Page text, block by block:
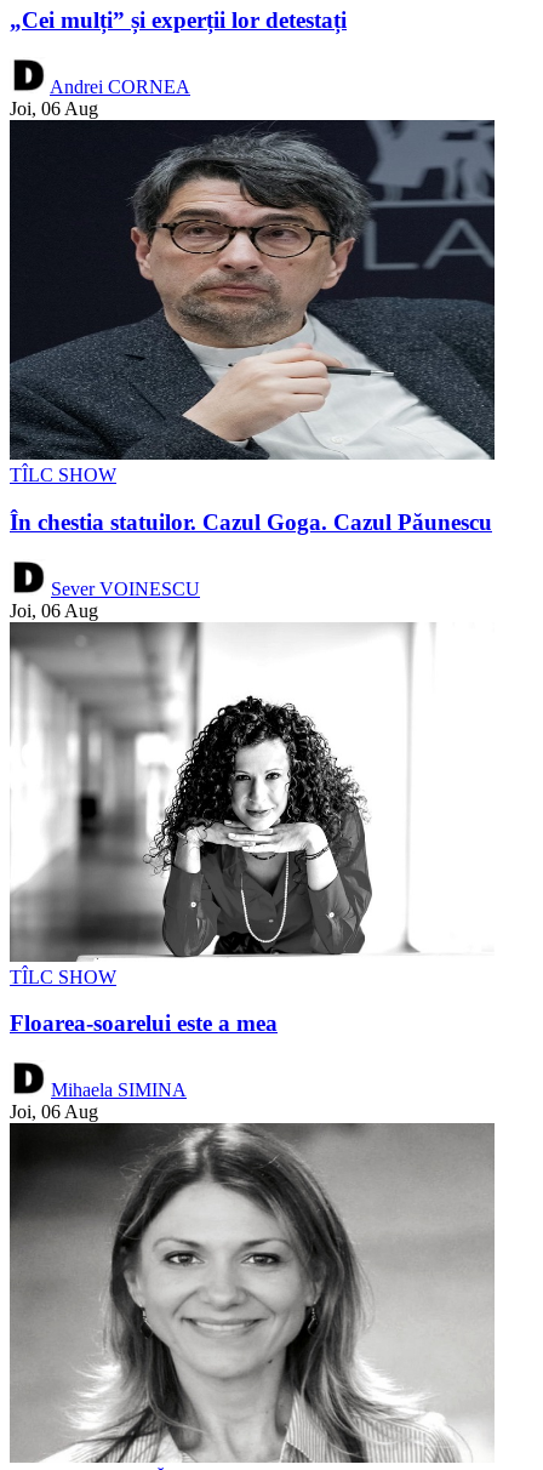
„Cei mulți” și experții lor detestați
Andrei CORNEA
Joi, 06 Aug
TÎLC SHOW
În chestia statuilor. Cazul Goga. Cazul Păunescu
Sever VOINESCU
Joi, 06 Aug
TÎLC SHOW
Floarea-soarelui este a mea
Mihaela SIMINA
Joi, 06 Aug